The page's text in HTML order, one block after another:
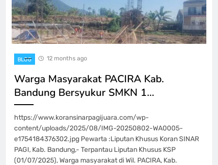
BLOG 12 months ago
Warga Masyarakat PACIRA Kab.
Bandung Bersyukur SMKN 1…
https://www.koransinarpagijuara.com/wp-
content/uploads/2025/08/IMG-20250802-WA0005-
e1754184376302.jpg Pewarta :Liputan Khusus Koran SINAR
PAGI, Kab. Bandung,- Terpantau Liputan Khusus KSP
(01/07/2025), Warga masyarakat di Wil. PACIRA, Kab.